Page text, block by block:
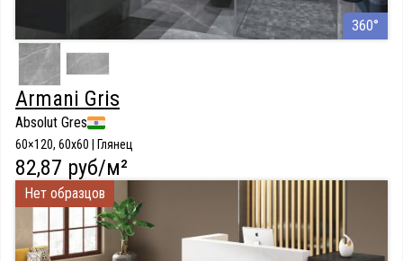
360°
Armani Gris
Absolut Gres
60×120, 60x60 | Глянец
82,87 руб/м²
Нет образцов